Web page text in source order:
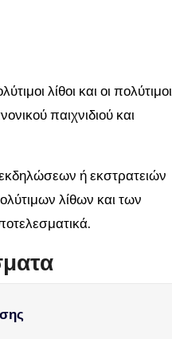
λίθοι και οι πολύτιμοι
παιχνιδιού και
εκδηλώσεων ή εκστρατειών
λίθων και των